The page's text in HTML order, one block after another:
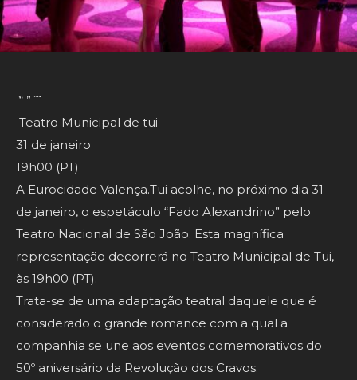
́ “ ” ̃ ̃
Teatro Municipal de tui
31 de janeiro
19h00 (PT)
A Eurocidade Valença.Tui acolhe, no próximo dia 31
de janeiro, o espetáculo “Fado Alexandrino” pelo
Teatro Nacional de São João. Esta magnífica
representação decorrerá no Teatro Municipal de Tui,
às 19h00 (PT).
Trata-se de uma adaptação teatral daquele que é
considerado o grande romance com a qual a
companhia se une aos eventos comemorativos do
50º aniversário da Revolução dos Cravos.